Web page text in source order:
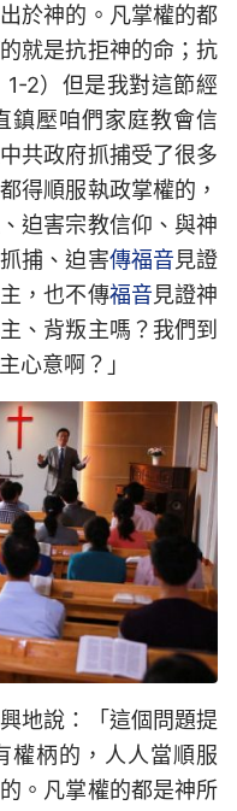
於神的。凡掌權的都
就是抗拒神的命；抗
2）但是我對這節經
鎮壓咱們家庭教會信
共政府抓捕受了很多
得順服執政掌權的，
迫害宗教信仰、與神
捕、迫害傳福音見證
，也不傳福音見證神
、背叛主嗎？我們到
心意啊？」
地說：「這個問題提
權柄的，人人當順服
。凡掌權的都是神所